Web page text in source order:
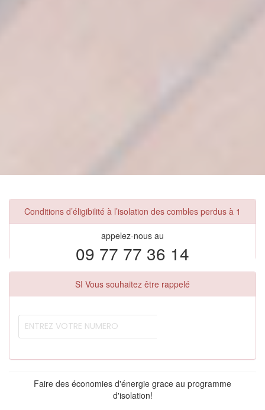
Conditions d’éligibilité à l’isolation des combles perdus à 1
appelez-nous au
09 77 77 36 14
SI Vous souhaitez être rappelé
Faire des économies d'énergie grace au programme
d'isolation!